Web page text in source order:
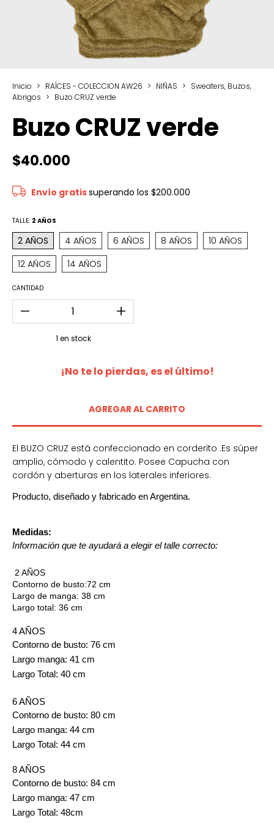
Inicio > RAÍCES - COLECCION AW26 > NIÑAS > Sweaters, Buzos,
Abrigos > Buzo CRUZ verde
Buzo CRUZ verde
$40.000
Envío gratissuperando los$200.000
TALLE: 2 AÑOS
2 AÑOS 4 AÑOS 6 AÑOS 8 AÑOS
10 AÑOS
12 AÑOS
14 AÑOS
CANTIDAD
1 en stock
¡No te lo pierdas, es el último!
El BUZO CRUZ está confeccionado en corderito .Es súper
amplio, cómodo y calentito. Posee Capucha con
cordón y aberturas en los laterales inferiores.
Producto, diseñado y fabricado en Argentina.
Medidas:
Información que te ayudará a elegir el talle correcto:
2 AÑOS
Contorno de busto:72 cm
Largo de manga: 38 cm
Largo total: 36 cm
4 AÑOS
Contorno de busto: 76 cm
Largo manga: 41 cm
Largo Total: 40 cm
6 AÑOS
Contorno de busto: 80 cm
Largo manga: 44 cm
Largo Total: 44 cm
8 AÑOS
Contorno de busto: 84 cm
Largo manga: 47 cm
Largo Total: 48cm